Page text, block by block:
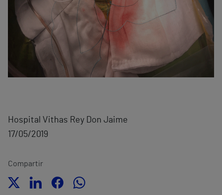
Hospital Vithas Rey Don Jaime
17/05/2019
Compartir